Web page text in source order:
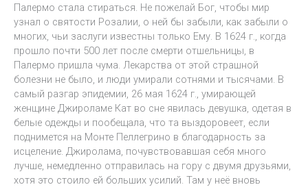
Палермо стала стираться. Не пожелай Бог, чтобы мир
узнал о святости Розалии, о ней бы забыли, как забыли о
многих, чьи заслуги известны только Ему. В 1624 г., когда
прошло почти 500 лет после смерти отшельницы, в
Палермо пришла чума. Лекарства от этой страшной
болезни не было, и люди умирали сотнями и тысячами. В
самый разгар эпидемии, 26 мая 1624 г., умирающей
женщине Джироламе Кат во сне явилась девушка, одетая в
белые одежды и пообещала, что та выздоровеет, если
поднимется на Монте Пеллегрино в благодарность за
исцеление. Джиролама, почувствовавшая себя много
лучше, немедленно отправилась на гору с двумя друзьями,
хотя это стоило ей больших усилий. Там у неё вновь